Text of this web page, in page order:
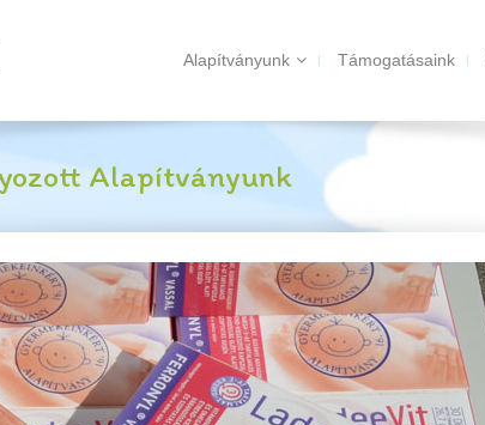
Alapítványunk Támogatásaink
Alapítványunk